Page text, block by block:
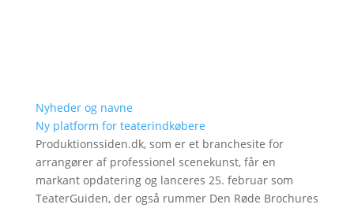
Nyheder og navne
Ny platform for teaterindkøbere
Produktionssiden.dk, som er et branchesite for
arrangører af professionel scenekunst, får en
markant opdatering og lanceres 25. februar som
TeaterGuiden, der også rummer Den Røde Brochures